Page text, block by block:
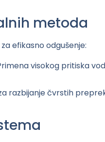
metoda
efikasno odgušenje:
visokog pritiska
razbijanje čvrstih